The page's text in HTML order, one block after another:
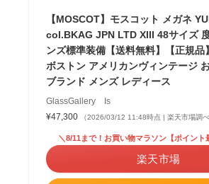
【MOSCOT】モスコット メガネ
col.BKAG JPN LTD XIII 48サイズ
ンズ標準装備【送料無料】【正規品
ボストン アメリカンヴィンテージ
ブランド メンズ レディース
GlassGallery Is
¥47,300
（2026/03/12 11:48時点 | 楽天市場調べ
＼8/11まで！お買い物マラソン【ポイント
楽天市場